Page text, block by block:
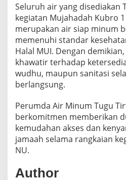
Seluruh air yang disediakan
kegiatan Mujahadah Kubro
merupakan air siap minum
memenuhi standar
Halal MUI. Dengan
khawatir terhadap
wudhu, maupun sanitasi
berlangsung.
Perumda Air Minum Tugu
berkomitmen memberikan
kemudahan akses dan
jamaah selama rangkaian
NU.
Author